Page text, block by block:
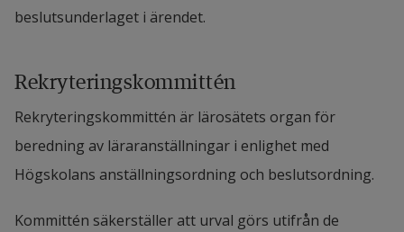
beslutsunderlaget i ärendet.
Rekryteringskommittén
Rekryteringskommittén är lärosätets organ för
beredning av läraranställningar i enlighet med
Högskolans anställningsordning och beslutsordning.
Kommittén säkerställer att urval görs utifrån de